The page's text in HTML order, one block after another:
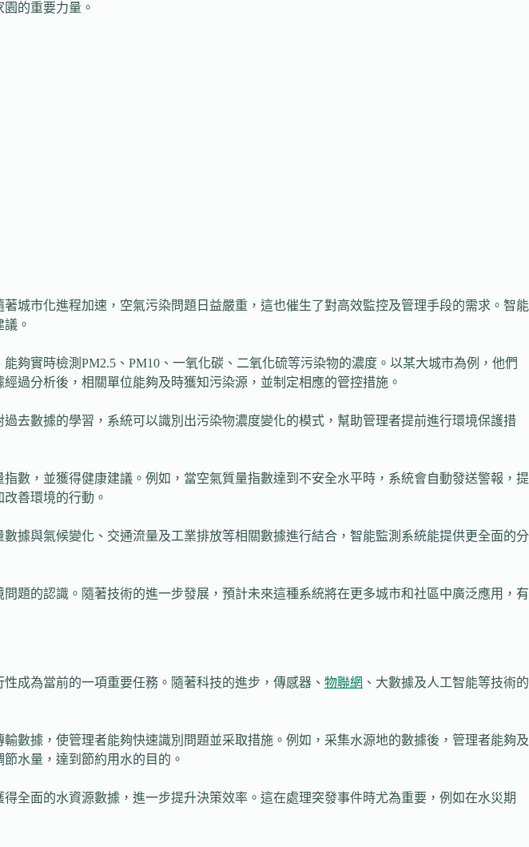
的重要力量。
城市化進程加速，空氣污染問題日益嚴重，這也催生了對高效監控及管理手段的需求。智能
。
實時檢測PM2.5、PM10、一氧化碳、二氧化硫等污染物的濃度。以某大城市為例，他們
過分析後，相關單位能夠及時獲知污染源，並制定相應的管控措施。
去數據的學習，系統可以識別出污染物濃度變化的模式，幫助管理者提前進行環境保護措
數，並獲得健康建議。例如，當空氣質量指數達到不安全水平時，系統會自動發送警報，提
善環境的行動。
據與氣候變化、交通流量及工業排放等相關數據進行結合，智能監測系統能提供更全面的分
題的認識。隨著技術的進一步發展，預計未來這種系統將在更多城市和社區中廣泛應用，有
成為當前的一項重要任務。隨著科技的進步，傳感器、 物聯網 、大數據及人工智能等技術的
數據，使管理者能夠快速識別問題並采取措施。例如，采集水源地的數據後，管理者能夠及
水量，達到節約用水的目的。
全面的水資源數據，進一步提升決策效率。這在處理突發事件時尤為重要，例如在水災期